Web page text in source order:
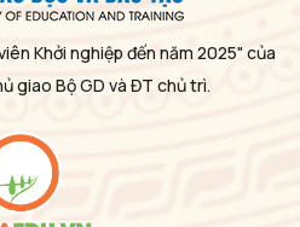
Khởi nghiệp đến năm 2025" của
giao Bộ GD và ĐT chủ trì.